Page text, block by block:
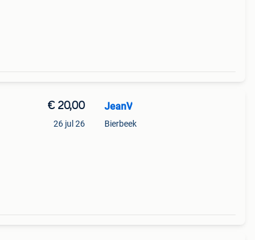
€ 20,00
26 jul 26
JeanV
Bierbeek